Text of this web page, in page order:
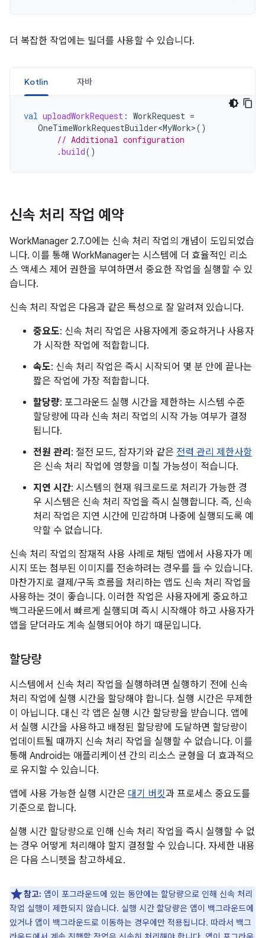
더 복잡한 작업에는 빌더를 사용할 수 있습니다.
Kotlin 자바
val uploadWorkRequest : WorkRequest =
OneTimeWorkRequestBuilder<MyWork>()
// Additional configuration
.build()
신속 처리 작업 예약
WorkManager 2.7.0에는 신속 처리 작업의 개념이 도입되었습
니다. 이를 통해 WorkManager는 시스템에 더 효율적인 리소
스 액세스 제어 권한을 부여하면서 중요한 작업을 실행할 수 있
습니다.
신속 처리 작업은 다음과 같은 특성으로 잘 알려져 있습니다.
중요도: 신속 처리 작업은 사용자에게 중요하거나 사용자
가 시작한 작업에 적합합니다.
속도: 신속 처리 작업은 즉시 시작되어 몇 분 안에 끝나는
짧은 작업에 가장 적합합니다.
할당량: 포그라운드 실행 시간을 제한하는 시스템 수준
할당량에 따라 신속 처리 작업의 시작 가능 여부가 결정
됩니다.
전원 관리 : 절전 모드, 잠자기와 같은 전력 관리 제한사항
은 신속 처리 작업에 영향을 미칠 가능성이 적습니다.
지연 시간: 시스템의 현재 워크로드로 처리가 가능한 경
우 시스템은 신속 처리 작업을 즉시 실행합니다. 즉, 신속
처리 작업은 지연 시간에 민감하며 나중에 실행되도록 예
약할 수 없습니다.
신속 처리 작업의 잠재적 사용 사례로 채팅 앱에서 사용자가 메
시지 또는 첨부된 이미지를 전송하려는 경우를 들 수 있습니다.
마찬가지로 결제/구독 흐름을 처리하는 앱도 신속 처리 작업을
사용하는 것이 좋습니다. 이러한 작업은 사용자에게 중요하고
백그라운드에서 빠르게 실행되며 즉시 시작해야 하고 사용자가
앱을 닫더라도 계속 실행되어야 하기 때문입니다.
할당량
시스템에서 신속 처리 작업을 실행하려면 실행하기 전에 신속
처리 작업에 실행 시간을 할당해야 합니다. 실행 시간은 무제한
이 아닙니다. 대신 각 앱은 실행 시간 할당량을 받습니다. 앱에
서 실행 시간을 사용하고 배정된 할당량에 도달하면 할당량이
업데이트될 때까지 신속 처리 작업을 실행할 수 없습니다. 이를
통해 Android는 애플리케이션 간의 리소스 균형을 더 효과적으
로 유지할 수 있습니다.
앱에 사용 가능한 실행 시간은 대기 버킷과 프로세스 중요도를
기준으로 합니다.
실행 시간 할당량으로 인해 신속 처리 작업을 즉시 실행할 수 없
는 경우 어떻게 처리해야 할지 결정할 수 있습니다. 자세한 내용
은 다음 스니펫을 참고하세요.
참고: 앱이 포그라운드에 있는 동안에는 할당량으로 인해 신속 처리
작업 실행이 제한되지 않습니다. 실행 시간 할당량은 앱이 백그라운드에
있거나 앱이 백그라운드로 이동하는 경우에만 적용됩니다. 따라서 백그